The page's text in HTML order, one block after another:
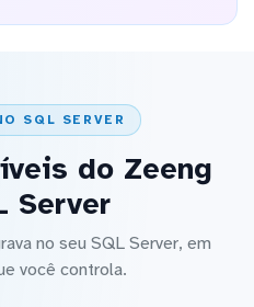
SQL SERVER
do Zeeng
Server
no seu SQL Server, em
você controla.